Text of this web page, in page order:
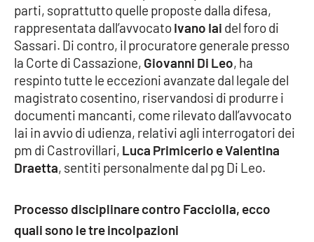
Economia e Lavoro
Politica
Sanità
Società
Sport
RUBRICHE
parti, soprattutto quelle proposte dalla difesa,
rappresentata dall’avvocatoIvano Iai del foro di
Sassari. Di contro, il procuratore generale presso
la Corte di Cassazione, Giovanni Di Leo, ha
respinto tutte le eccezioni avanzate dal legale del
magistrato cosentino, riservandosi di produrre i
documenti mancanti, come rilevato dall’avvocato
Iai in avvio di udienza, relativi agli interrogatori dei
pm di Castrovillari, Luca Primicerio e Valentina
Draetta, sentiti personalmente dal pg Di Leo.
Processo disciplinare contro Facciolla, ecco
quali sono le tre incolpazioni